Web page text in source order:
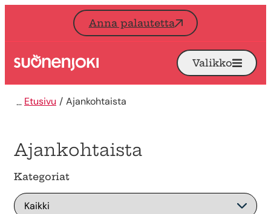
Siirry sisältöön
Anna palautetta
Etusivu Avaa
Valikko
Etusivu Ajankohtaista
Ajankohtaista
Kategoriat